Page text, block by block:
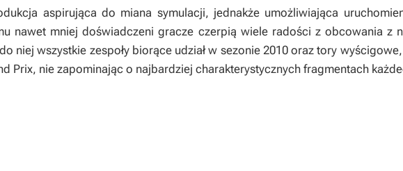
aspirująca do miana symulacji, jednakże umożliwiająca
nawet mniej doświadczeni gracze czerpią wiele radości z obcowania z
niej wszystkie zespoły biorące udział w sezonie 2010 oraz tory
Prix, nie zapominając o najbardziej charakterystycznych fragmentach